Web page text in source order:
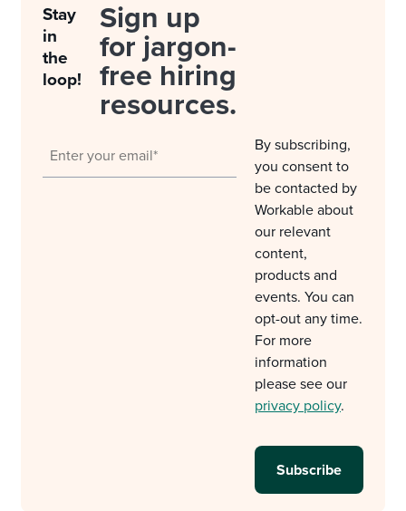
Stay
in
the
loop!
Sign up
for jargon-
free hiring
resources.
By subscribing,
you consent to
be contacted by
Workable about
our relevant
content,
products and
events. You can
opt-out any time.
For more
information
please see our
privacy policy.